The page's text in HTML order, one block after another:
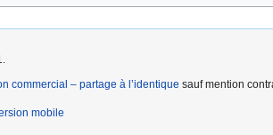
commercial – partage à l’identique sauf mention
mobile